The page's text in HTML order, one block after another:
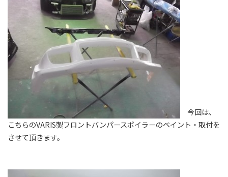
今回は、
こちらのVARIS製フロントバンパースポイラーのペイント・取付を
させて頂きます。